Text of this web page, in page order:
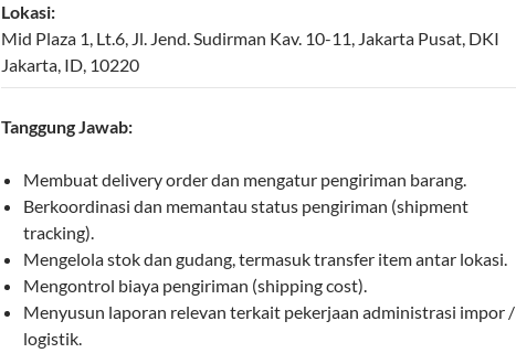
Lokasi:
Mid Plaza 1, Lt.6, Jl. Jend. Sudirman Kav. 10-11, Jakarta Pusat, DKI
Jakarta, ID, 10220
Tanggung Jawab:
Membuat delivery order dan mengatur pengiriman barang.
Berkoordinasi dan memantau status pengiriman (shipment
tracking).
Mengelola stok dan gudang, termasuk transfer item antar lokasi.
Mengontrol biaya pengiriman (shipping cost).
Menyusun laporan relevan terkait pekerjaan administrasi impor /
logistik.